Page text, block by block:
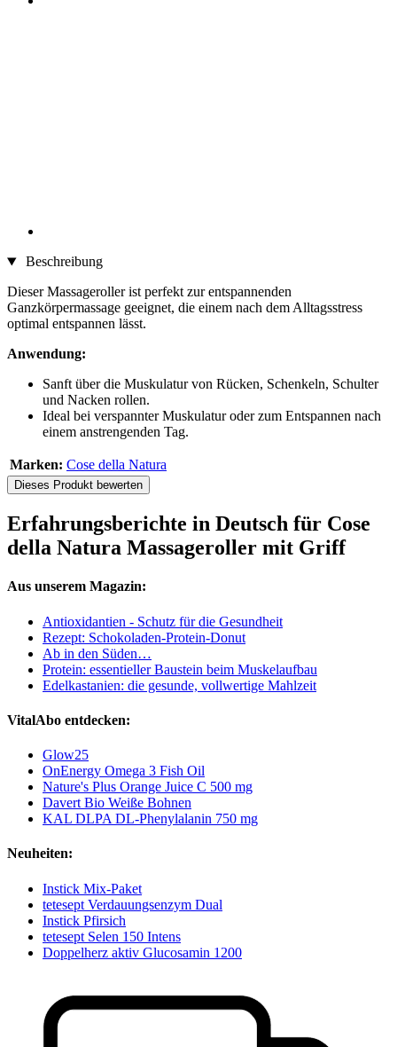
Beschreibung
Dieser Massageroller ist perfekt zur entspannenden
Ganzkörpermassage geeignet, die einem nach dem Alltagsstress
optimal entspannen lässt.
Anwendung:
Sanft über die Muskulatur von Rücken, Schenkeln, Schulter
und Nacken rollen.
Ideal bei verspannter Muskulatur oder zum Entspannen nach
einem anstrengenden Tag.
Marken: Cose della Natura
Dieses Produkt bewerten
Erfahrungsberichte in Deutsch für Cose
della Natura Massageroller mit Griff
Aus unserem Magazin:
Antioxidantien - Schutz für die Gesundheit
Rezept: Schokoladen-Protein-Donut
Ab in den Süden…
Protein: essentieller Baustein beim Muskelaufbau
Edelkastanien: die gesunde, vollwertige Mahlzeit
VitalAbo entdecken:
Glow25
OnEnergy Omega 3 Fish Oil
Nature's Plus Orange Juice C 500 mg
Davert Bio Weiße Bohnen
KAL DLPA DL-Phenylalanin 750 mg
Neuheiten:
Instick Mix-Paket
tetesept Verdauungsenzym Dual
Instick Pfirsich
tetesept Selen 150 Intens
Doppelherz aktiv Glucosamin 1200